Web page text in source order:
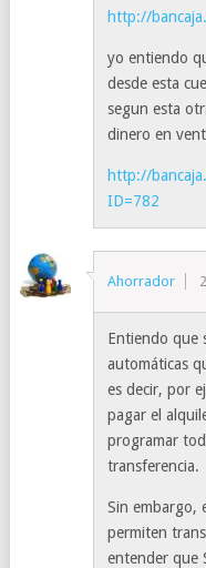
http://
yo entiendo
desde esta
segun esta
dinero en
http://
ID=782
Ahorrador
Entiendo que
automáticas
es decir, por
pagar el
programar
transferencia.
Sin embargo,
permiten
entender que